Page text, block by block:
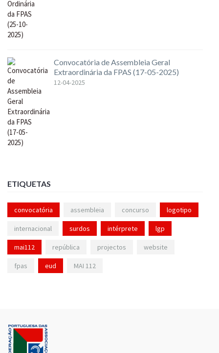
Convocatória de Assembleia Geral
Extraordinária da FPAS (17-05-2025)
12-04-2025
ETIQUETAS
convocatória assembleia concurso logotipo
internacional surdos intérprete lgp
mai112 república projectos website
fpas eud MAI 112